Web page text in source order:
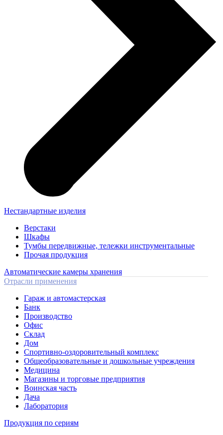
Нестандартные изделия
Верстаки
Шкафы
Тумбы передвижные, тележки инструментальные
Прочая продукция
Автоматические камеры хранения
Отрасли применения
Гараж и автомастерская
Банк
Производство
Офис
Склад
Дом
Спортивно-оздоровительный комплекс
Общеобразовательные и дошкольные учреждения
Медицина
Магазины и торговые предприятия
Воинская часть
Дача
Лаборатория
Продукция по сериям